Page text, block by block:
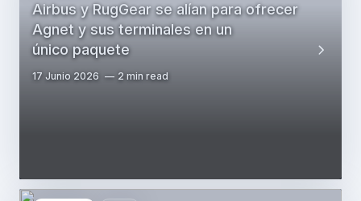
Airbus y RugGear se alían para ofrecer
Agnet y sus terminales en un
único paquete
17 Junio 2026 2 min read